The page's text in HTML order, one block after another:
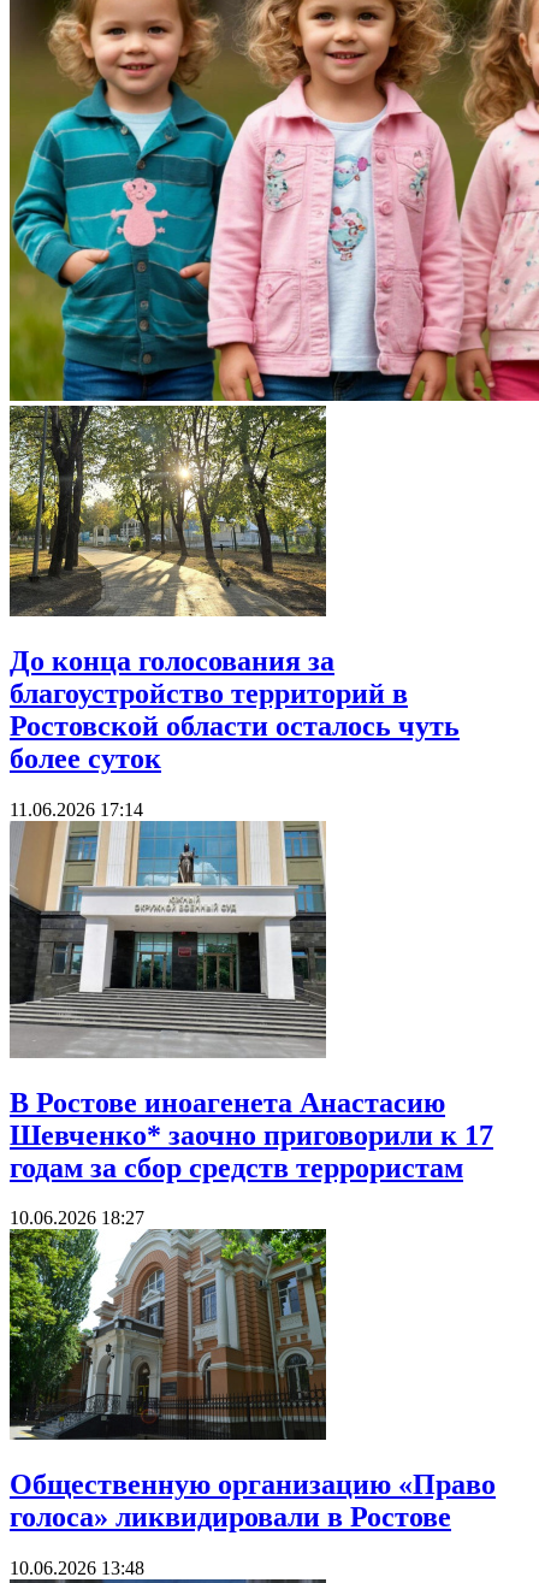
До конца голосования за
благоустройство территорий в
Ростовской области осталось чуть
более суток
11.06.2026 17:14
В Ростове иноагенета Анастасию
Шевченко* заочно приговорили к 17
годам за сбор средств террористам
10.06.2026 18:27
Общественную организацию «Право
голоса» ликвидировали в Ростове
10.06.2026 13:48